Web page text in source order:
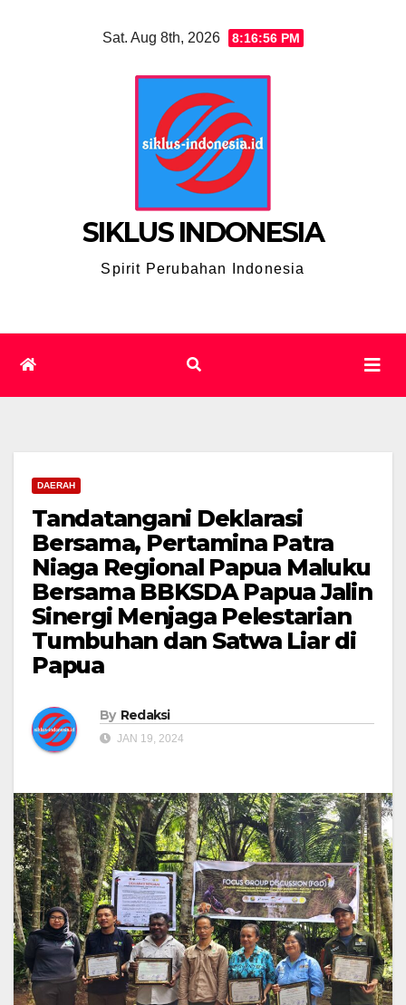
Sat. Aug 8th, 2026 8:16:57 PM
SIKLUS INDONESIA
Spirit Perubahan Indonesia
DAERAH
Tandatangani Deklarasi
Bersama, Pertamina Patra
Niaga Regional Papua Maluku
Bersama BBKSDA Papua Jalin
Sinergi Menjaga Pelestarian
Tumbuhan dan Satwa Liar di
Papua
By Redaksi
JAN 19, 2024